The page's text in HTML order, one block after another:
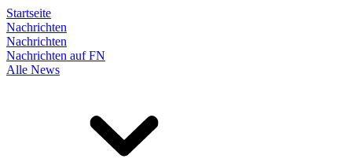
Startseite
Nachrichten
Nachrichten
Nachrichten auf FN
Alle News